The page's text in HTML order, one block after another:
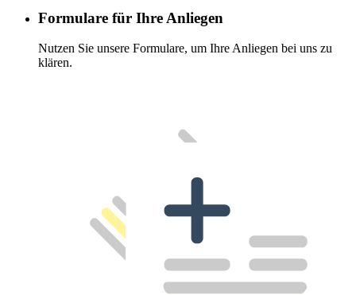
Formulare für Ihre Anliegen
Nutzen Sie unsere Formulare, um Ihre Anliegen bei uns zu
klären.